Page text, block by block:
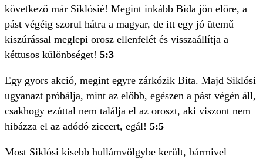
következő már Siklósié! Megint inkább Bida jön előre, a
pást végéig szorul hátra a magyar, de itt egy jó ütemű
kiszúrással meglepi orosz ellenfelét és visszaállítja a
kéttusos különbséget! 5:3
Egy gyors akció, megint egyre zárkózik Bita. Majd Siklósi
ugyanazt próbálja, mint az előbb, egészen a pást végén áll,
csakhogy ezúttal nem találja el az oroszt, aki viszont nem
hibázza el az adódó ziccert, egál! 5:5
Most Siklósi kisebb hullámvölgybe került, bármivel